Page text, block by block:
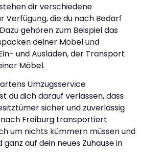
dir verschiedene
Verfügung, die du nach Bedarf
gehören zum Beispiel das
deiner Möbel und
und Ausladen, der Transport
Möbel.
Umzugsservice
du dich darauf verlassen, dass
sicher und zuverlässig
Freiburg transportiert
um nichts kümmern müssen und
auf dein neues Zuhause in